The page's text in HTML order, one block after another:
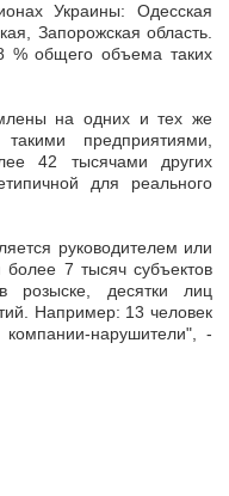
Украины: Одесская
Запорожская область.
% общего объема таких
на одних и тех же
предприятиями,
42 тысячами других
для реального
руководителем или
7 тысяч субъектов
розыске, десятки лиц
Например: 13 человек
нарушители", -